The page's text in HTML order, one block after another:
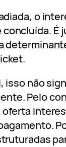
o
isso não
Pelo